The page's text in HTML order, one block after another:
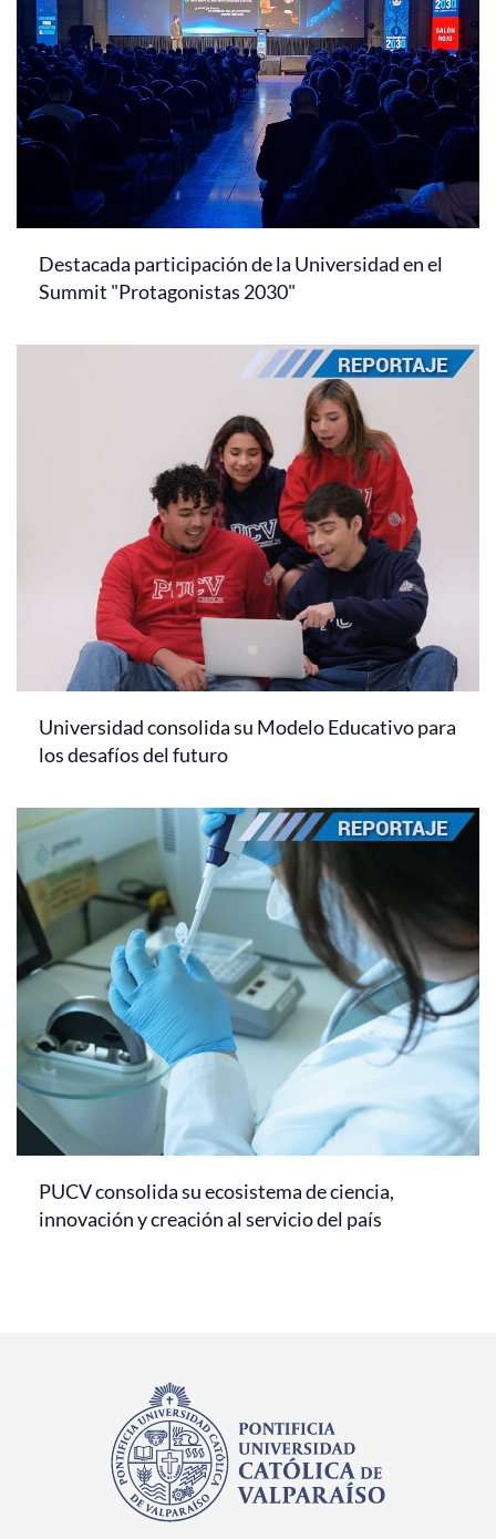
Destacada participación de la Universidad en el
Summit "Protagonistas 2030"
Universidad consolida su Modelo Educativo para
los desafíos del futuro
PUCV consolida su ecosistema de ciencia,
innovación y creación al servicio del país